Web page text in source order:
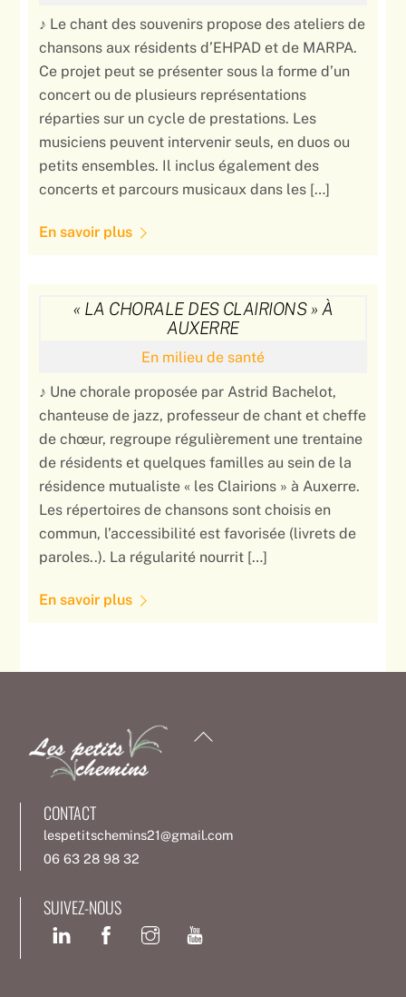
♪ Le chant des souvenirs propose des ateliers de
chansons aux résidents d’EHPAD et de MARPA.
Ce projet peut se présenter sous la forme d’un
concert ou de plusieurs représentations
réparties sur un cycle de prestations. Les
musiciens peuvent intervenir seuls, en duos ou
petits ensembles. Il inclus également des
concerts et parcours musicaux dans les […]
En savoir plus
« LA CHORALE DES CLAIRIONS » À
AUXERRE
En milieu de santé
♪ Une chorale proposée par Astrid Bachelot,
chanteuse de jazz, professeur de chant et cheffe
de chœur, regroupe régulièrement une trentaine
de résidents et quelques familles au sein de la
résidence mutualiste « les Clairions » à Auxerre.
Les répertoires de chansons sont choisis en
commun, l’accessibilité est favorisée (livrets de
paroles..). La régularité nourrit […]
En savoir plus
Back
CONTACT
lespetitschemins21@gmail.com
06 63 28 98 32
SUIVEZ-NOUS
Facebook